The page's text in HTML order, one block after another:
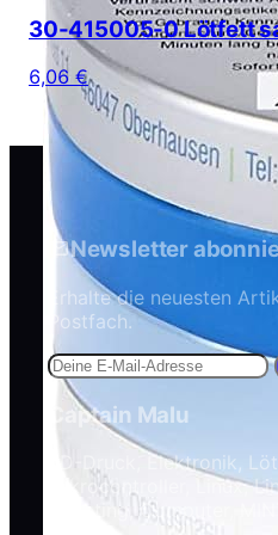
30-415005-0 Lötfett
6,06 €
Newsletter
Erhalte die neuesten
Postfach.
Captain Malu
3D-Druck, Elektronik,
Mikrocontroller, Linux,
Skripting, Computer, MINT